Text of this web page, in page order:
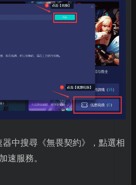
中搜尋《無畏契約》，點選相
速服務。